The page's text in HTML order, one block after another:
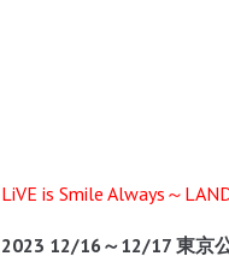
LiVE is Smile Always～
2023 12/16～12/17 東京